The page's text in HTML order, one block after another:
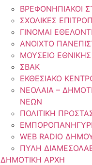
ΒΡΕΦΟΝΗΠΙΑΚΟΙ
ΣΧΟΛΙΚΕΣ
ΓΙΝΟΜΑΙ
ΑΝΟΙΧΤΟ
ΜΟΥΣΕΙΟ
ΣΒΑΚ
ΕΚΘΕΣΙΑΚΟ
ΝΕΟΛΑΙA –
ΝΕΩΝ
ΠΟΛΙΤΙΚΗ
WEB RADIO
ΠΥΛΗ
ΔΗΜΟΤΙΚΗ ΑΡΧΗ